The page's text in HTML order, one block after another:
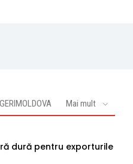
Mai mult
dură pentru exporturile